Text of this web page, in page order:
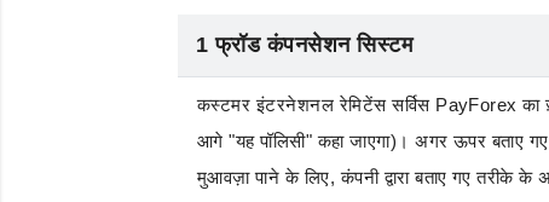
1 फ्रॉड कंपनसेशन सिस्टम
कस्टमर इंटरनेशनल रेमिटेंस सर्विस PayForex का
आगे "यह पॉलिसी" कहा जाएगा)। अगर ऊपर बताए
मुआवज़ा पाने के लिए, कंपनी द्वारा बताए गए तरीके